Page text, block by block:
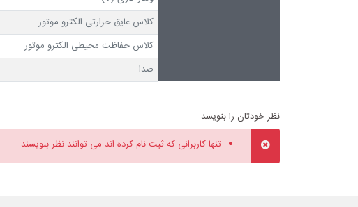
کلاس عایق حرارتی الکترو موتور
کلاس حفاظت محیطی الکترو موتور
صدا
نظر خودتان را بنویسد
تنها کاربرانی که ثبت نام کرده اند می توانند نظر بنویسند